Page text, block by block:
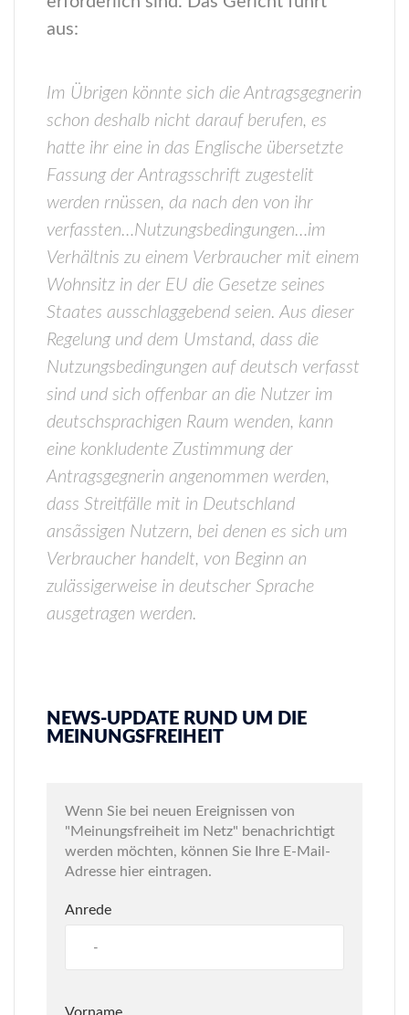
aus:
Im Übrigen könnte sich die Antragsgegnerin
schon deshalb nicht darauf berufen, es
hatte ihr eine in das Englische übersetzte
Fassung der Antragsschrift zugestelit
werden rnüssen, da nach den von ihr
verfassten…Nutzungsbedingungen…im
Verhältnis zu einem Verbraucher mit einem
Wohnsitz in der EU die Gesetze seines
Staates ausschlaggebend seien. Aus dieser
Regelung und dem Umstand, dass die
Nutzungsbedingungen auf deutsch verfasst
sind und sich offenbar an die Nutzer im
deutschsprachigen Raum wenden, kann
eine konkludente Zustimmung der
Antragsgegnerin angenommen werden,
dass Streitfälle mit in Deutschland
ansãssigen Nutzern, bei denen es sich um
Verbraucher handelt, von Beginn an
zulässigerweise in deutscher Sprache
ausgetragen werden.
NEWS-UPDATE RUND UM DIE
MEINUNGSFREIHEIT
Wenn Sie bei neuen Ereignissen von
"Meinungsfreiheit im Netz" benachrichtigt
werden möchten, können Sie Ihre E-Mail-
Adresse hier eintragen.
Anrede